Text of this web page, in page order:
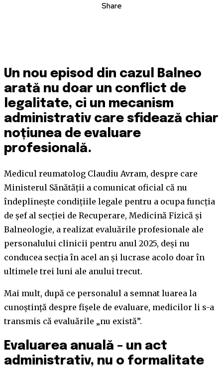
Share
Un nou episod din cazul Balneo
arată nu doar un conflict de
legalitate, ci un mecanism
administrativ care sfidează chiar
noțiunea de evaluare
profesională.
Medicul reumatolog Claudiu Avram, despre care
Ministerul Sănătății a comunicat oficial că nu
îndeplinește condițiile legale pentru a ocupa funcția
de șef al secției de Recuperare, Medicină Fizică și
Balneologie, a realizat evaluările profesionale ale
personalului clinicii pentru anul 2025, deși nu
conducea secția în acel an și lucrase acolo doar în
ultimele trei luni ale anului trecut.
Mai mult, după ce personalul a semnat luarea la
cunoștință despre fișele de evaluare, medicilor li s-a
transmis că evaluările „nu există”.
Evaluarea anuală – un act
administrativ, nu o formalitate